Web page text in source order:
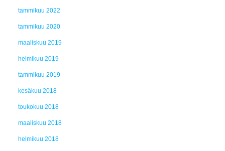
tammikuu 2022
tammikuu 2020
maaliskuu 2019
helmikuu 2019
tammikuu 2019
kesäkuu 2018
toukokuu 2018
maaliskuu 2018
helmikuu 2018